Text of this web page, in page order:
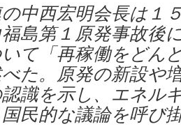
中西宏明会長は１
島第１原発事故後
て「再稼働をどん
た。原発の新設や
識を示し、エネル
民的な議論を呼び